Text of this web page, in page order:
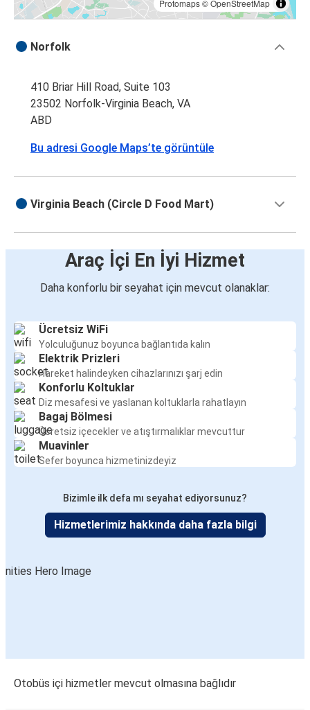
Protomaps©OpenStreetMap
Norfolk
410 Briar Hill Road, Suite 103
23502 Norfolk-Virginia Beach, VA
ABD
Bu adresi Google Maps’te görüntüle
Virginia Beach (Circle D Food Mart)
Araç İçi En İyi Hizmet
Daha konforlu bir seyahat için mevcut olanaklar:
Ücretsiz WiFi
Yolculuğunuz boyunca bağlantıda kalın
Elektrik Prizleri
Hareket halindeyken cihazlarınızı şarj edin
Konforlu Koltuklar
Diz mesafesi ve yaslanan koltuklarla rahatlayın
Bagaj Bölmesi
Ücretsiz içecekler ve atıştırmalıklar mevcuttur
Muavinler
Sefer boyunca hizmetinizdeyiz
Bizimle ilk defa mı seyahat ediyorsunuz?
Hizmetlerimiz hakkında daha fazla bilgi
Otobüs içi hizmetler mevcut olmasına bağlıdır